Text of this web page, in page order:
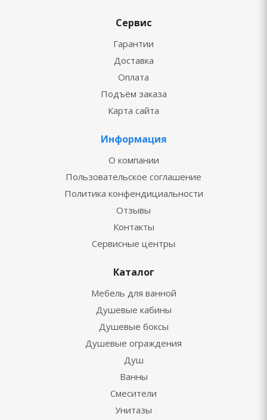
Сервис
Гарантии
Доставка
Оплата
Подъём заказа
Карта сайта
Информация
О компании
Пользовательское соглашение
Политика конфендициальности
Отзывы
Контакты
Сервисные центры
Каталог
Мебель для ванной
Душевые кабины
Душевые боксы
Душевые ограждения
Душ
Ванны
Смесители
Унитазы